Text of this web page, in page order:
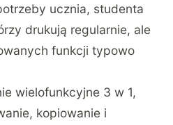
ucznia, studenta
drukują regularnie, ale
funkcji typowo
wielofunkcyjne 3 w 1,
kopiowanie i